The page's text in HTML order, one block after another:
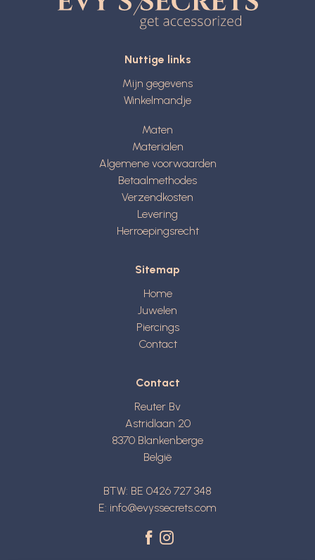
Nuttige links
Mijn gegevens
Winkelmandje
Maten
Materialen
Algemene voorwaarden
Betaalmethodes
Verzendkosten
Levering
Herroepingsrecht
Sitemap
Home
Juwelen
Piercings
Contact
Contact
Reuter Bv
Astridlaan 20
8370 Blankenberge
België
BTW: BE 0426 727 348
E: info@evyssecrets.com